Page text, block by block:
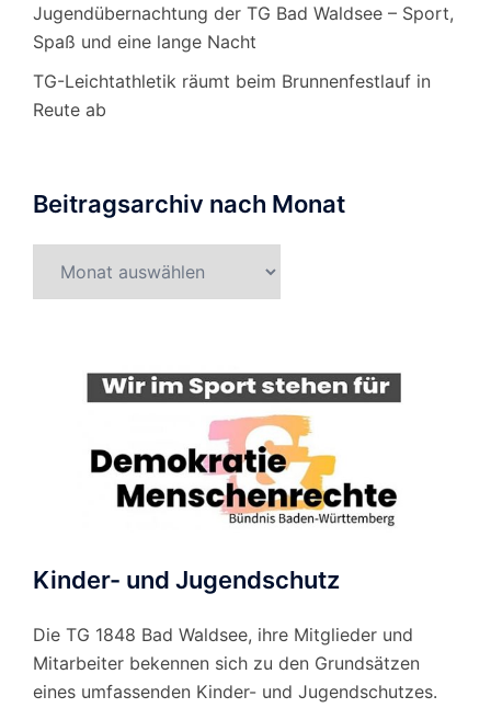
Jugendübernachtung der TG Bad Waldsee – Sport,
Spaß und eine lange Nacht
TG-Leichtathletik räumt beim Brunnenfestlauf in
Reute ab
Beitragsarchiv nach Monat
nach
Kinder- und Jugendschutz
Die TG 1848 Bad Waldsee, ihre Mitglieder und
Mitarbeiter bekennen sich zu den Grundsätzen
eines umfassenden Kinder- und Jugendschutzes.